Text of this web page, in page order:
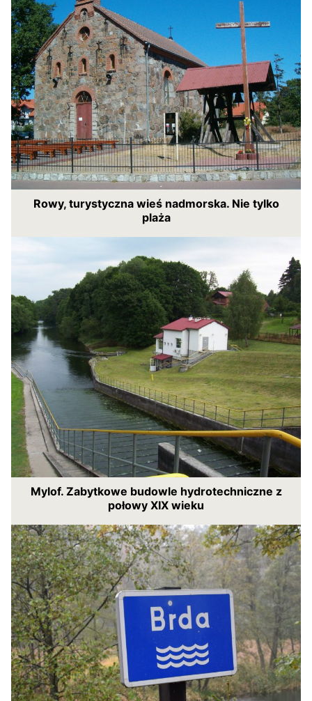
Rowy, turystyczna wieś nadmorska. Nie tylko
plaża
Mylof. Zabytkowe budowle hydrotechniczne z
połowy XIX wieku